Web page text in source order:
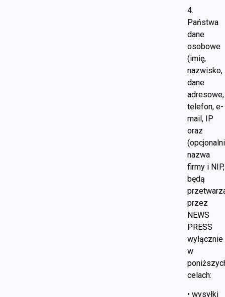
4.
Państwa
dane
osobowe
(imię,
nazwisko,
dane
adresowe,
telefon, e-
mail, IP
oraz
nazwa
firmy i NIP,
będą
przez
NEWS
PRESS
wyłącznie
w
celach:
• wysyłki